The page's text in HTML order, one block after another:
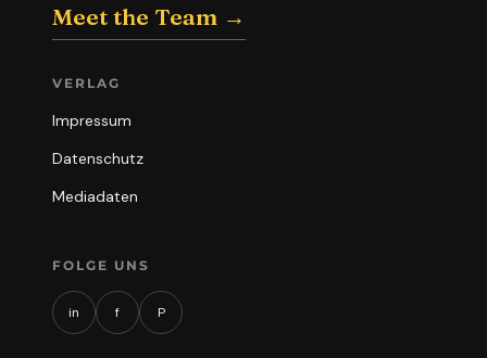
Meet the Team →
VERLAG
Impressum
Datenschutz
Mediadaten
FOLGE UNS
in f P